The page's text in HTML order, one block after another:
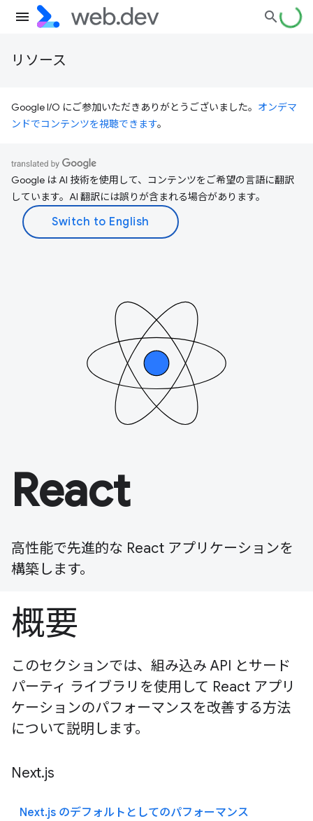
リソース
Google I/O にご参加いただきありがとうございました。 オンデマ
ンドでコンテンツを視聴できます。
Google は AI 技術を使用して、コンテンツをご希望の言語に翻訳
しています。AI 翻訳には誤りが含まれる場合があります。
React
高性能で先進的な React アプリケーションを
構築します。
概要
このセクションでは、組み込み API とサード
パーティ ライブラリを使用して React アプリ
ケーションのパフォーマンスを改善する方法
について説明します。
Next.js
Next.js のデフォルトとしてのパフォーマンス